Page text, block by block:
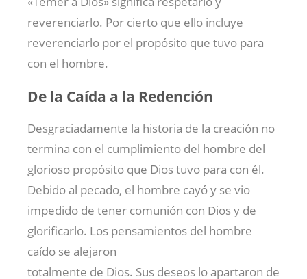
reverenciarlo. Por cierto que ello incluye
reverenciarlo por el propósito que tuvo para
con el hombre.
De la Caída a la Redención
Desgraciadamente la historia de la creación no
termina con el cumplimiento del hombre del
glorioso propósito que Dios tuvo para con él.
Debido al pecado, el hombre cayó y se vio
impedido de tener comunión con Dios y de
glorificarlo. Los pensamientos del hombre
caído se alejaron
totalmente de Dios. Sus deseos lo apartaron de